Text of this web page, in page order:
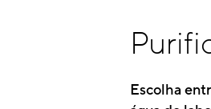
Escolha